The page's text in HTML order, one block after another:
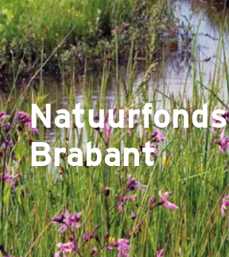
Natuurfonds
Brabant